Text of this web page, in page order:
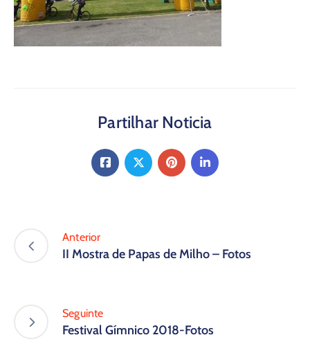
Partilhar Noticia
Anterior
II Mostra de Papas de Milho – Fotos
Seguinte
Festival Gímnico 2018-Fotos